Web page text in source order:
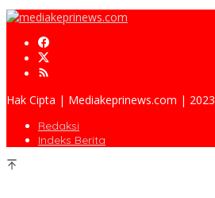
Hak Cipta | Mediakeprinews.com | 2023
Redaksi
Indeks Berita